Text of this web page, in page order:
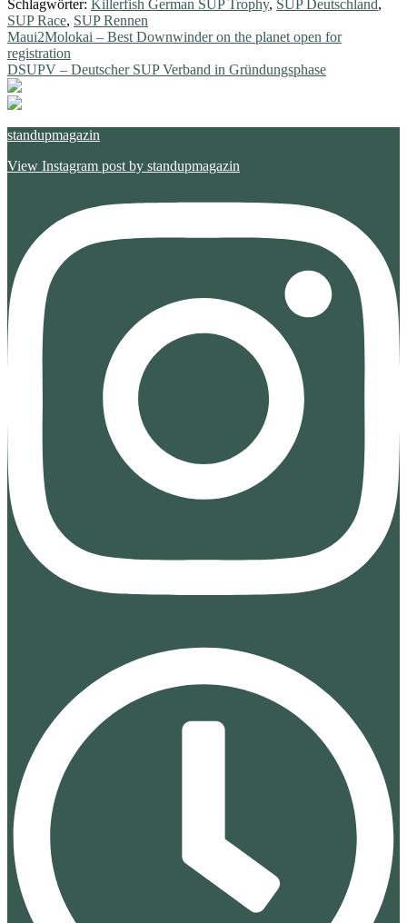
Schlagwörter: Killerfish German SUP Trophy, SUP Deutschland,
SUP Race, SUP Rennen
Beitragsnavigation
Vorheriger
Beitrag:
Maui2Molokai – Best Downwinder on the planet open for
registration
Nächster
Beitrag:
DSUPV – Deutscher SUP Verband in Gründungsphase
standupmagazin
View Instagram post by standupmagazin